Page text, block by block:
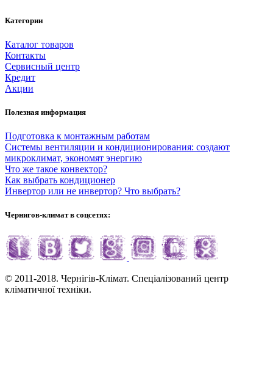
Категории
Каталог товаров
Контакты
Сервисный центр
Кредит
Акции
Полезная информация
Подготовка к монтажным работам
Системы вентиляции и кондиционирования: создают
микроклимат, экономят энергию
Что же такое конвектор?
Как выбрать кондиционер
Инвертор или не инвертор? Что выбрать?
Чернигов-климат в соцсетях:
© 2011-2018. Чернігів-Клімат. Спеціалізований центр
кліматичної техніки.